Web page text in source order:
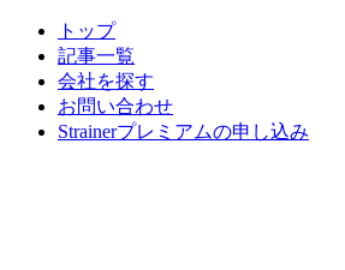
トップ
記事一覧
会社を探す
お問い合わせ
Strainerプレミアムの申し込み